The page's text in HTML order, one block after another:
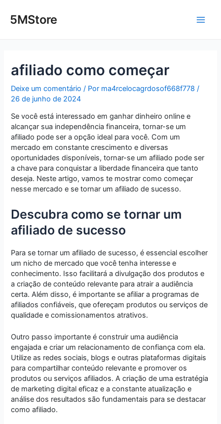
para5MStore
afiliado como começar
Deixe um comentário / Por ma4rcelocagrdosof668f778/
26 de junho de 2024
Se você está interessado em ganhar dinheiro online e
alcançar sua independência financeira, tornar-se um
afiliado pode ser a opção ideal para você. Com um
mercado em constante crescimento e diversas
oportunidades disponíveis, tornar-se um afiliado pode ser
a chave para conquistar a liberdade financeira que tanto
deseja. Neste artigo, vamos te mostrar como começar
nesse mercado e se tornar um afiliado de sucesso.
Descubra como se tornar um
afiliado de sucesso
Para se tornar um afiliado de sucesso, é essencial escolher
um nicho de mercado que você tenha interesse e
conhecimento. Isso facilitará a divulgação dos produtos e
a criação de conteúdo relevante para atrair a audiência
certa. Além disso, é importante se afiliar a programas de
afiliados confiáveis, que ofereçam produtos ou serviços de
qualidade e comissionamentos atrativos.
Outro passo importante é construir uma audiência
engajada e criar um relacionamento de confiança com ela.
Utilize as redes sociais, blogs e outras plataformas digitais
para compartilhar conteúdo relevante e promover os
produtos ou serviços afiliados. A criação de uma estratégia
de marketing digital eficaz e a constante atualização e
análise dos resultados são fundamentais para se destacar
como afiliado.
navigation